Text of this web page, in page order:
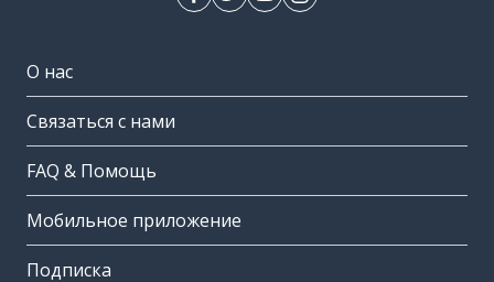
О нас
Связаться с нами
FAQ & Помощь
Мобильное приложение
Подписка